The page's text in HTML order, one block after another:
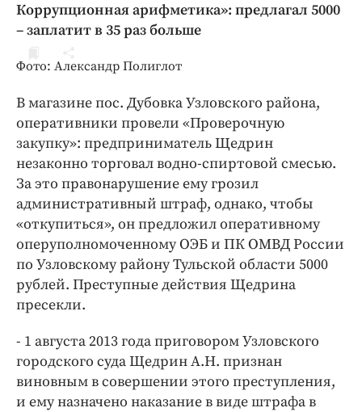
ДоброЦентр
Коррупционная арифметика»: предлагал 5000
– заплатит в 35 раз больше
Фото: Александр Полиглот
В магазине пос. Дубовка Узловского района,
оперативники провели «Проверочную
закупку»: предприниматель Щедрин
незаконно торговал водно-спиртовой смесью.
За это правонарушение ему грозил
административный штраф, однако, чтобы
«откупиться», он предложил оперативному
оперуполномоченному ОЭБ и ПК ОМВД России
по Узловскому району Тульской области 5000
рублей. Преступные действия Щедрина
пресекли.
- 1 августа 2013 года приговором Узловского
городского суда Щедрин А.Н. признан
виновным в совершении этого преступления,
и ему назначено наказание в виде штрафа в